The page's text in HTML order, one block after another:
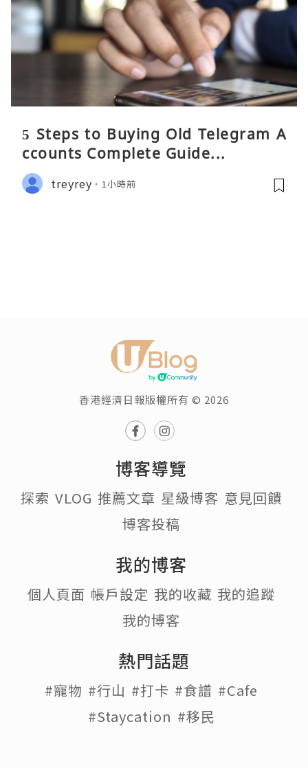
5 Steps to Buying Old Telegram A
ccounts Complete Guide...
treyrey 1小時前
香港經濟日報版權所有 © 2026
博客導覽
探索 VLOG 推薦文章 星級博客 意見回饋
博客投稿
我的博客
個人頁面 帳戶設定 我的收藏 我的追蹤
我的博客
熱門話題
#寵物 #行山 #打卡 #食譜 #Cafe
#Staycation #移民